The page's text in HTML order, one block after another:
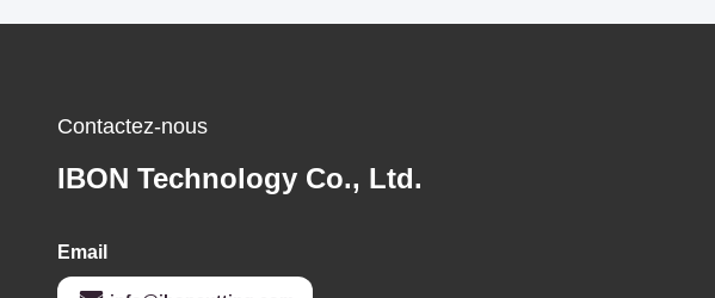
Contactez-nous
IBON Technology Co., Ltd.
Email